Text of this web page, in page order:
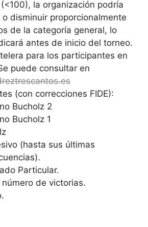
la organización podría
o disminuir proporcionalmente
de la categoría general, lo
antes de inicio del torneo.
para los participantes en
puede consultar en
(con correcciones FIDE):
Bucholz 2
Bucholz 1
(hasta sus últimas
Particular.
número de victorias.